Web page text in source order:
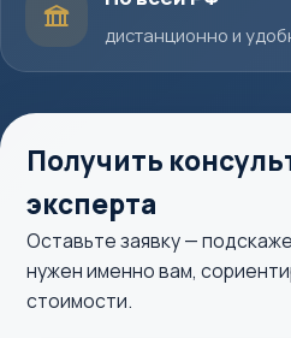
дистанционно и
Получить
эксперта
Оставьте заявку —
нужен именно вам,
стоимости.